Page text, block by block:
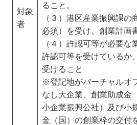
対象
者
ること。
（３）港区産業振興課の
必須）を受け、創業計画
（４）許認可等が必要な
許認可等を受けているか
受けること
※登記地がバーチャルオ
なし大企業、創業助成金
小企業振興公社）及び小
金（国）の創業枠の交付